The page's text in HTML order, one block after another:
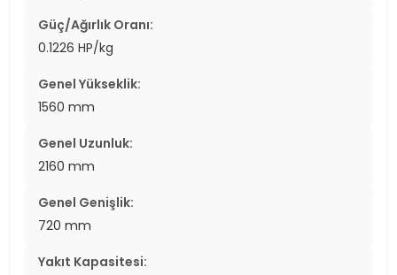
Güç/Ağırlık Oranı:
0.1226 HP/kg
Genel Yükseklik:
1560 mm
Genel Uzunluk:
2160 mm
Genel Genişlik:
720 mm
Yakıt Kapasitesi: